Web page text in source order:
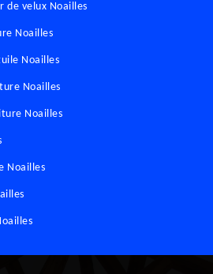
de velux Noailles
Noailles
Noailles
Noailles
Noailles
Noailles